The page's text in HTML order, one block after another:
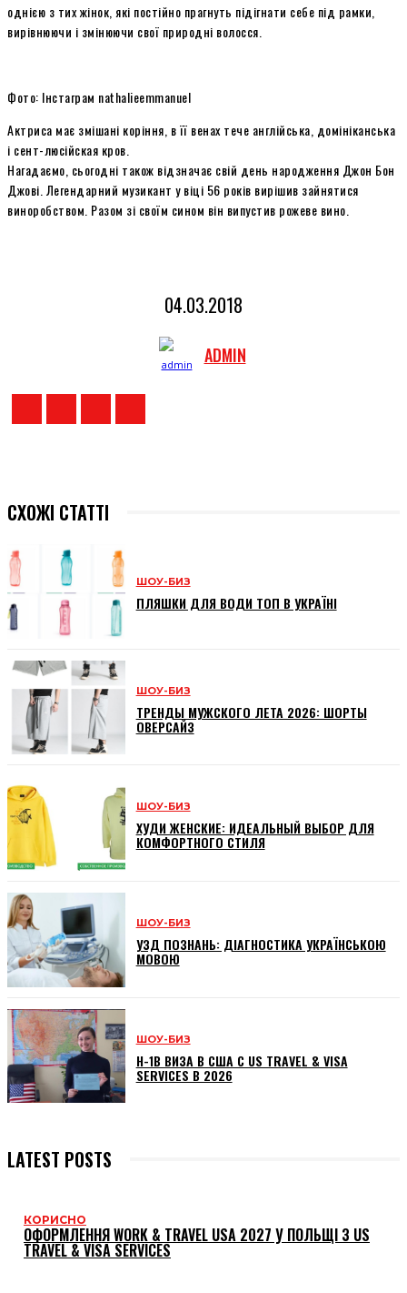
однією з тих жінок, які постійно прагнуть підігнати себе під рамки,
вирівнюючи і змінюючи свої природні волосся.
Фото: Інстаграм nathalieemmanuel
Актриса має змішані коріння, в її венах тече англійська, домініканська
і сент-люсійская кров.
Нагадаємо, сьогодні також відзначає свій день народження Джон Бон
Джові. Легендарний музикант у віці 56 років вирішив зайнятися
виноробством. Разом зі своїм сином він випустив рожеве вино.
04.03.2018
ADMIN
СХОЖІ СТАТТІ
ШОУ-БИЗ
ПЛЯШКИ ДЛЯ ВОДИ ТОП В УКРАЇНІ
ШОУ-БИЗ
ТРЕНДЫ МУЖСКОГО ЛЕТА 2026: ШОРТЫ
ОВЕРСАЙЗ
ШОУ-БИЗ
ХУДИ ЖЕНСКИЕ: ИДЕАЛЬНЫЙ ВЫБОР ДЛЯ
КОМФОРТНОГО СТИЛЯ
ШОУ-БИЗ
УЗД ПОЗНАНЬ: ДІАГНОСТИКА УКРАЇНСЬКОЮ
МОВОЮ
ШОУ-БИЗ
H-1B ВИЗА В США С US TRAVEL & VISA
SERVICES В 2026
LATEST POSTS
КОРИСНО
ОФОРМЛЕННЯ WORK & TRAVEL USA 2027 У ПОЛЬЩІ З US
TRAVEL & VISA SERVICES